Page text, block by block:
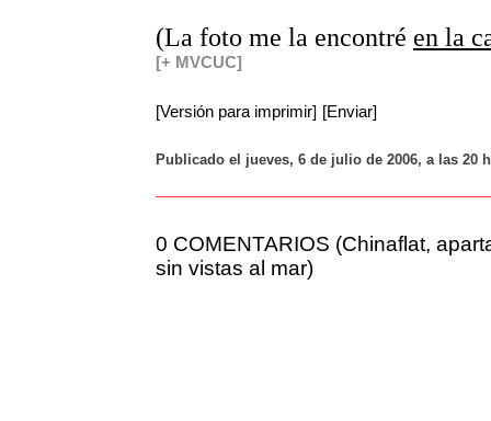
(La foto me la encontré en la
[+ MVCUC]
[Versión para imprimir] [Enviar]
Publicado el jueves, 6 de julio de 2006, a las 20
0 COMENTARIOS (Chinaflat,
sin vistas al mar)